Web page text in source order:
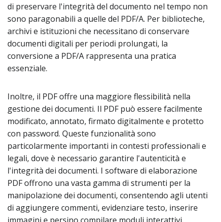
di preservare l'integrità del documento nel tempo non
sono paragonabili a quelle del PDF/A. Per biblioteche,
archivi e istituzioni che necessitano di conservare
documenti digitali per periodi prolungati, la
conversione a PDF/A rappresenta una pratica
essenziale.
Inoltre, il PDF offre una maggiore flessibilità nella
gestione dei documenti. Il PDF può essere facilmente
modificato, annotato, firmato digitalmente e protetto
con password. Queste funzionalità sono
particolarmente importanti in contesti professionali e
legali, dove è necessario garantire l'autenticità e
l'integrità dei documenti. I software di elaborazione
PDF offrono una vasta gamma di strumenti per la
manipolazione dei documenti, consentendo agli utenti
di aggiungere commenti, evidenziare testo, inserire